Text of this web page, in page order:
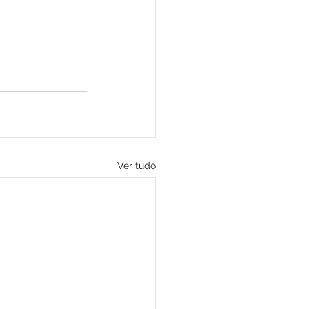
Ver tudo